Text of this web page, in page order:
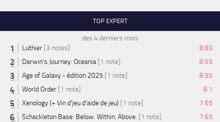
TOP EXPERT
des 4 derniers mois
Luthier [3 notes]
8.83
Darwin's Journey: Oceania [1 note]
8.55
Age of Galaxy - édition 2025 [1 note]
8.55
World Order [1 note]
8.1
Xenology (+ Vin d'jeu d'aide de jeu) [1 note]
7.65
Schackleton Base: Below. Within. Above. [1 note]
7.65